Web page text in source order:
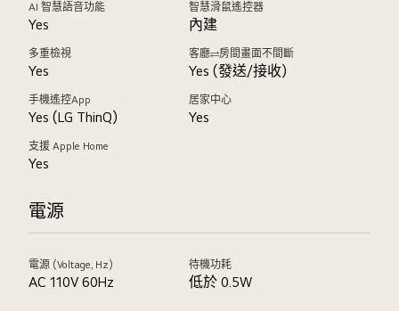
AI 智慧語音功能
Yes
智慧滑鼠遙控器
內建
多重檢視
Yes
客廳⇄房間畫面不間斷
Yes (發送/接收)
手機遙控App
Yes (LG ThinQ)
居家中心
Yes
支援 Apple Home
Yes
電源
電源 (Voltage, Hz)
AC 110V 60Hz
待機功耗
低於 0.5W